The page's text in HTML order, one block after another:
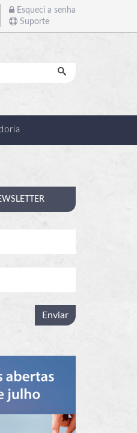
Esqueci a senha
Suporte